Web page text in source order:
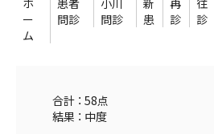
ー
ム
問診
問診
患
診
診
合計 ： 58点
結果 ： 中度